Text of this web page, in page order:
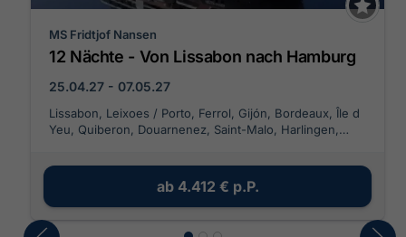
MS Fridtjof Nansen
12 Nächte - Von Lissabon nach Hamburg
25.04.27 - 07.05.27
Lissabon, Leixoes / Porto, Ferrol, Gijón, Bordeaux, Île d
Yeu, Quiberon, Douarnenez, Saint-Malo, Harlingen,
ab 4.412 € p.P.